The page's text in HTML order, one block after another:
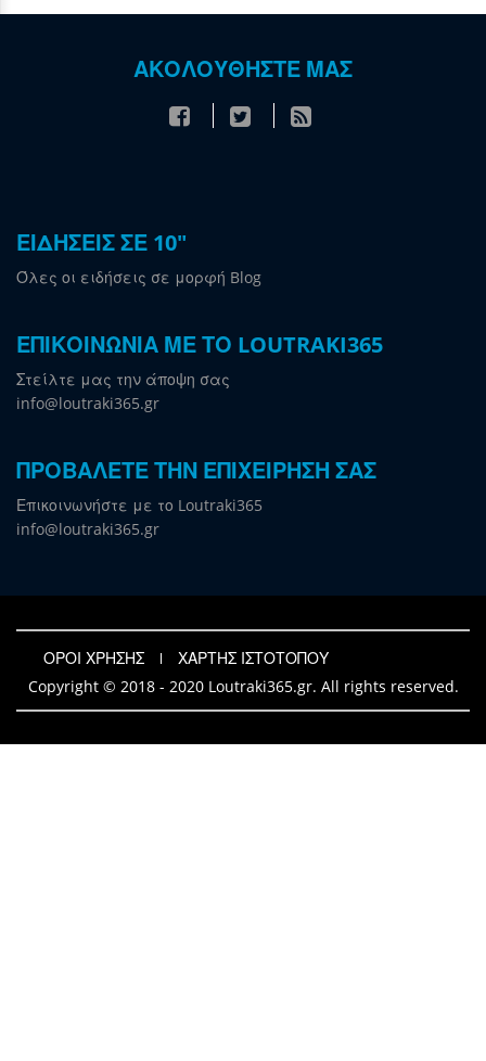
ΑΚΟΛΟΥΘΗΣΤΕ ΜΑΣ
ΕΙΔΗΣΕΙΣ ΣΕ 10"
Όλες οι ειδήσεις σε μορφή Blog
ΕΠΙΚΟΙΝΩΝΙΑ ΜΕ ΤΟ LOUTRAKI365
Στείλτε μας την άποψη σας
info@loutraki365.gr
ΠΡΟΒΑΛΕΤΕ ΤΗΝ ΕΠΙΧΕΙΡΗΣΗ ΣΑΣ
Επικοινωνήστε με το Loutraki365
info@loutraki365.gr
ΟΡΟΙ ΧΡΗΣΗΣ
ΧΑΡΤΗΣ ΙΣΤΟΤΟΠΟΥ
Copyright © 2018 - 2020 Loutraki365.gr. All rights reserved.